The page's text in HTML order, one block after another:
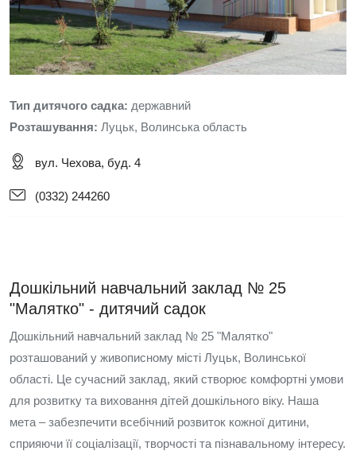
Тип дитячого садка: державний
Розташування: Луцьк, Волинська область
вул. Чехова, буд. 4
(0332) 244260
Дошкільний навчальний заклад № 25
"Малятко" - дитячий садок
Дошкільний навчальний заклад № 25 "Малятко"
розташований у живописному місті Луцьк, Волинської
області. Це сучасний заклад, який створює комфортні умови
для розвитку та виховання дітей дошкільного віку. Наша
мета – забезпечити всебічний розвиток кожної дитини,
сприяючи її соціалізації, творчості та пізнавальному інтересу.